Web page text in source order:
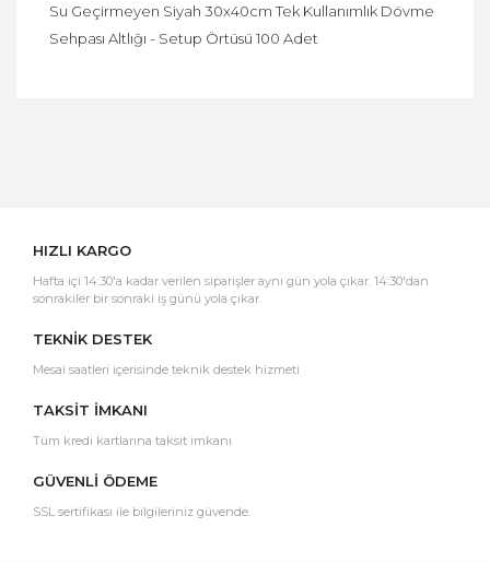
Su Geçirmeyen Siyah 30x40cm Tek Kullanımlık Dövme
Sehpası Altlığı - Setup Örtüsü 100 Adet
HIZLI KARGO
Hafta içi 14:30'a kadar verilen siparişler aynı gün yola çıkar. 14:30'dan
sonrakiler bir sonraki iş günü yola çıkar.
TEKNİK DESTEK
Mesai saatleri içerisinde teknik destek hizmeti
TAKSİT İMKANI
Tüm kredi kartlarına taksit imkanı
GÜVENLİ ÖDEME
SSL sertifikası ile bilgileriniz güvende.